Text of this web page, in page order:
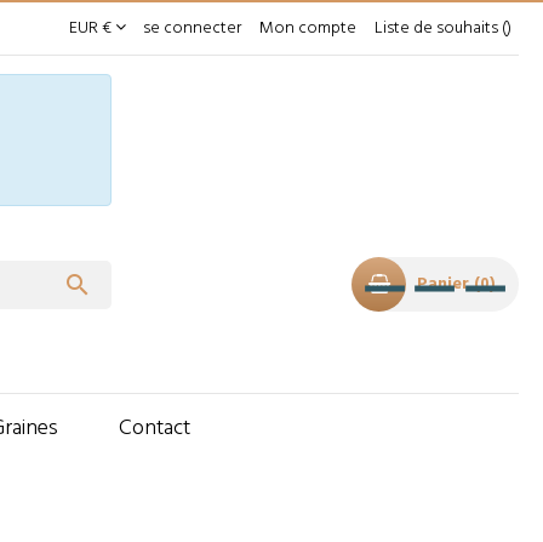
EUR € se connecter Mon compte Liste de souhaits
 Panier 0
Contact